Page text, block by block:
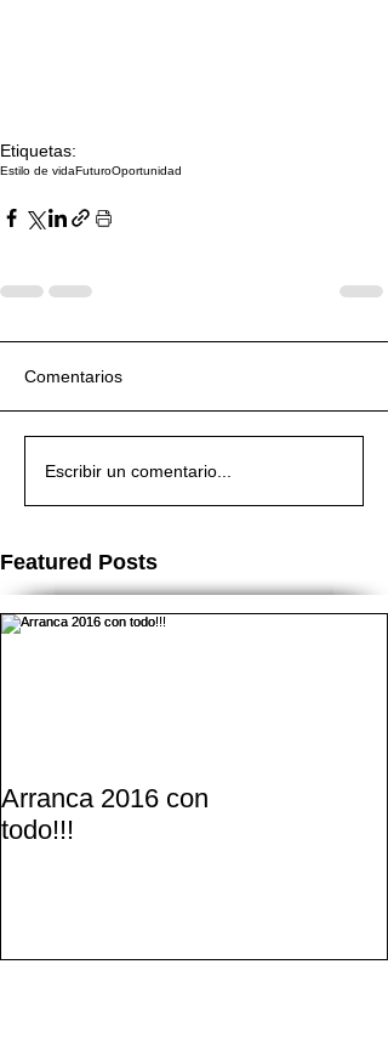
Etiquetas:
Estilo de vidaFuturoOportunidad
Comentarios
Escribir un comentario...
Featured Posts
Arranca 2016 con
todo!!!